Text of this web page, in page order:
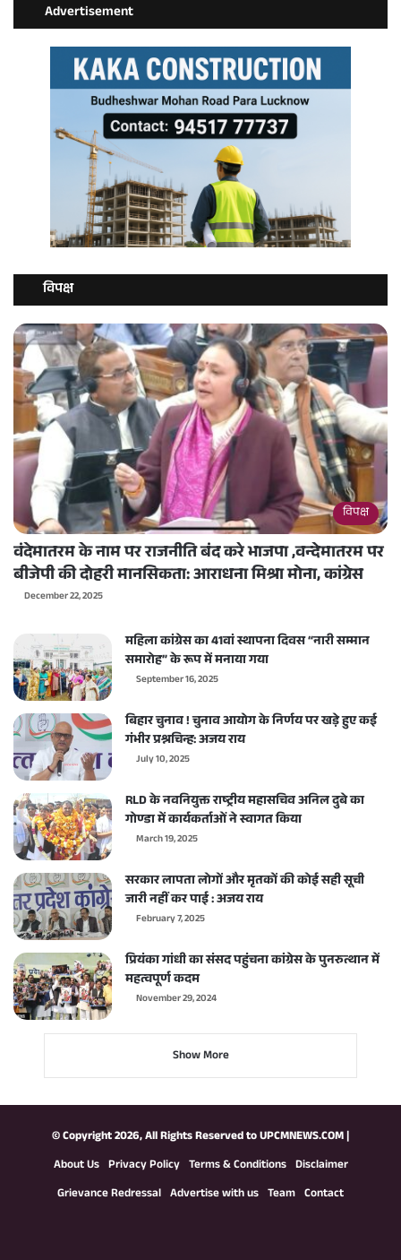
Advertisement
विपक्ष
विपक्ष
वंदेमातरम के नाम पर राजनीति बंद करे भाजपा ,वन्देमातरम पर
बीजेपी की दोहरी मानसिकता: आराधना मिश्रा मोना, कांग्रेस
December 22, 2025
महिला कांग्रेस का 41वां स्थापना दिवस “नारी सम्मान
समारोह” के रूप में मनाया गया
September 16, 2025
बिहार चुनाव ! चुनाव आयोग के निर्णय पर खड़े हुए कई
गंभीर प्रश्नचिन्ह: अजय राय
July 10, 2025
RLD के नवनियुक्त राष्ट्रीय महासचिव अनिल दुबे का
गोण्डा में कार्यकर्ताओं ने स्वागत किया
March 19, 2025
सरकार लापता लोगों और मृतकों की कोई सही सूची
जारी नहीं कर पाई : अजय राय
February 7, 2025
प्रियंका गांधी का संसद पहुंचना कांग्रेस के पुनरुत्थान में
महत्वपूर्ण कदम
November 29, 2024
Show More
© Copyright 2026, All Rights Reserved toUPCMNEWS.COM|
About Us Privacy Policy Terms & Conditions Disclaimer
Grievance Redressal Advertise with us Team Contact